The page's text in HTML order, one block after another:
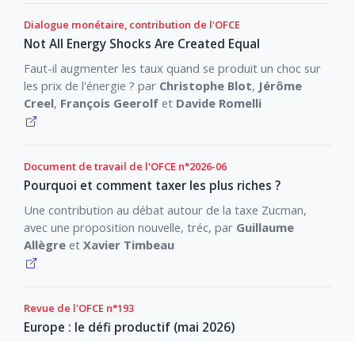
Dialogue monétaire, contribution de l'OFCE
Not All Energy Shocks Are Created Equal
Faut-il augmenter les taux quand se produit un choc sur
les prix de l'énergie ? par Christophe Blot, Jérôme
Creel, François Geerolfet Davide Romelli
Document de travail de l'OFCE n°2026-06
Pourquoi et comment taxer les plus riches ?
Une contribution au débat autour de la taxe Zucman,
avec une proposition nouvelle, tréc, par Guillaume
Allègreet Xavier Timbeau
Revue de l'OFCE n°193
Europe : le défi productif (mai 2026)